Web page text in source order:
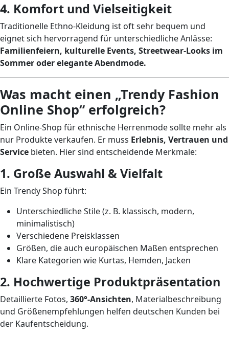
4. Komfort und Vielseitigkeit
Traditionelle Ethno-Kleidung ist oft sehr bequem und
eignet sich hervorragend für unterschiedliche Anlässe:
Familienfeiern, kulturelle Events, Streetwear-Looks im
Sommer oder elegante Abendmode.
Was macht einen „Trendy Fashion
Online Shop“ erfolgreich?
Ein Online-Shop für ethnische Herrenmode sollte mehr als
nur Produkte verkaufen. Er muss Erlebnis, Vertrauen und
Service bieten. Hier sind entscheidende Merkmale:
1. Große Auswahl & Vielfalt
Ein Trendy Shop führt:
Unterschiedliche Stile (z. B. klassisch, modern,
minimalistisch)
Verschiedene Preisklassen
Größen, die auch europäischen Maßen entsprechen
Klare Kategorien wie Kurtas, Hemden, Jacken
2. Hochwertige Produktpräsentation
Detaillierte Fotos, 360°-Ansichten, Materialbeschreibung
und Größenempfehlungen helfen deutschen Kunden bei
der Kaufentscheidung.